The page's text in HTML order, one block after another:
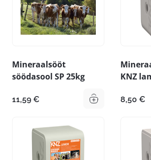
Mineraalsööt
söödasool SP 25kg
11,59 €
KNZ
8,50 €